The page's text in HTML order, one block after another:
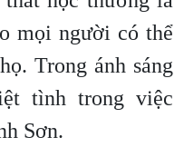
mọi người có thể
Trong ánh sáng
tình trong việc
Sơn.